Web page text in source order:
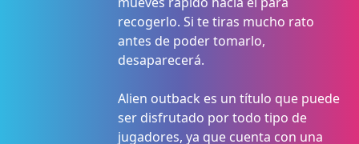
recogerlo. Si te tiras mucho rato
antes de poder tomarlo,
desaparecerá.
Alien outback es un título que puede
ser disfrutado por todo tipo de
jugadores, ya que cuenta con una